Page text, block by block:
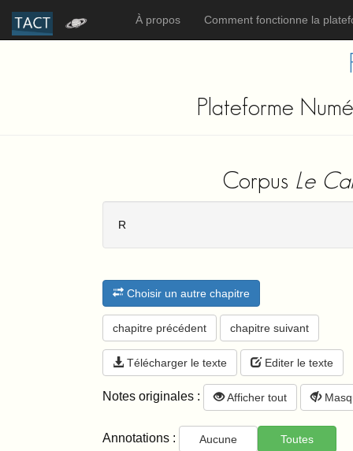
À propos Comment fonctionne la
Plateforme
Corpus Le
R
Choisir un autre chapitre
chapitre précédent chapitre suivant
Télécharger le texte Editer le texte
Notes originales : Afficher tout
Annotations : Aucune Toutes